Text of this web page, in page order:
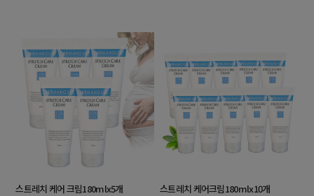
스트레치 케어 크림180mlx5개 스트레치 케어크림180mlx10개